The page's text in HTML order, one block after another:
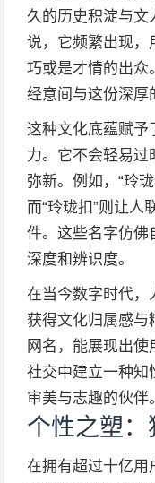
久的历史积淀与文
说，它频繁出现，
巧或是才情的出众
经意间与这份深厚
这种文化底蕴赋予
力。它不会轻易过
弥新。例如，“玲
而“玲珑扣”则让人
件。这些名字仿佛
深度和辨识度。
在当今数字时代，
获得文化归属感与
网名，能展现出
社交中建立一种知
审美与志趣的伙伴。
个性之塑
在拥有超过十亿用